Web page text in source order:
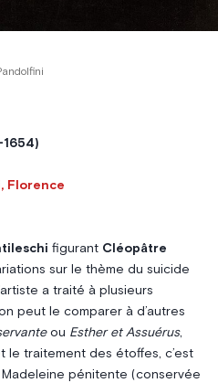
Florence
figurant Cléopâtre
sur le thème du suicide
a traité à plusieurs
peut le comparer à d’autres
ou Esther et Assuérus,
le traitement des étoffes, c’est
pénitente (conservée